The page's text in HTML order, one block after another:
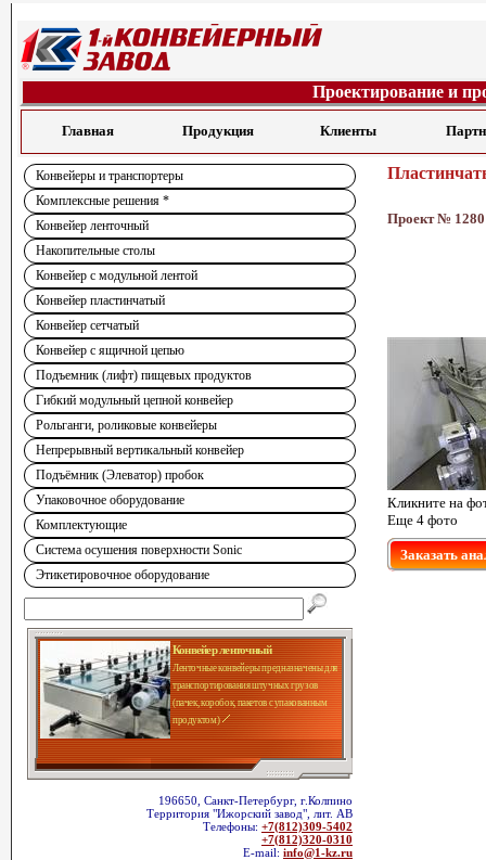
Проектирование и
Главная Продукция Клиенты
Конвейеры и транспортеры
Комплексные решения *
Конвейер ленточный
Накопительные столы
Конвейер с модульной лентой
Конвейер пластинчатый
Конвейер сетчатый
Конвейер с ящичной цепью
Подъемник (лифт) пищевых продуктов
Гибкий модульный цепной конвейер
Рольганги, роликовые конвейеры
Непрерывный вертикальный конвейер
Подъёмник (Элеватор) пробок
Упаковочное оборудование
Комплектующие
Система осушения поверхности Sonic
Этикетировочное оборудование
Конвейер ленточный
Ленточные конвейеры предназначены для
транспортирования штучных грузов
(пачек, коробок, пакетов с упакованным
продуктом)
196650, Санкт-Петербург, г.Колпино
Территория "Ижорский завод", лит. АВ
Телефоны: +7(812)309-5402
+7(812)320-0310
E-mail: info@1-kz.ru
Проект № 1280
Кликните на
Еще 4 фото
Заказать